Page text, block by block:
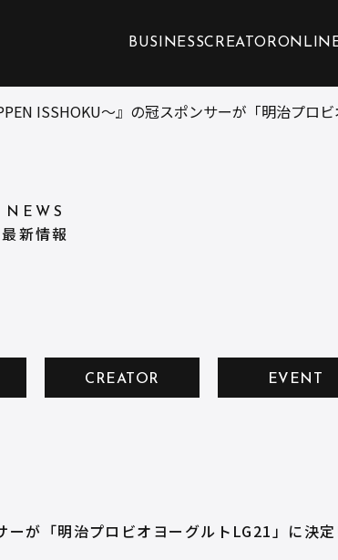
BUSINESSCREATOR
ISSHOKU～』の冠スポンサーが「明治プロ
NEWS
最新情報
CREATOR EVENT
が「明治プロビオヨーグルトLG21」に決